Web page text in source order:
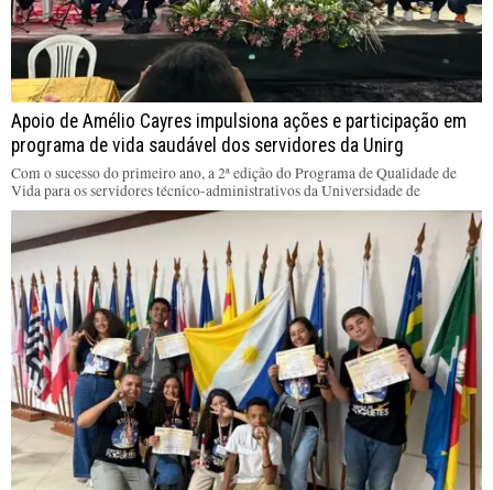
Apoio de Amélio Cayres impulsiona ações e participação em
programa de vida saudável dos servidores da Unirg
Com o sucesso do primeiro ano, a 2ª edição do Programa de Qualidade de
Vida para os servidores técnico-administrativos da Universidade de